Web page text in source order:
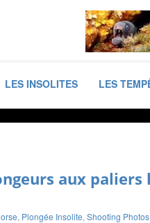
LES INSOLITES LES
aux paliers
, Plongée Insolite, Shooting Photos